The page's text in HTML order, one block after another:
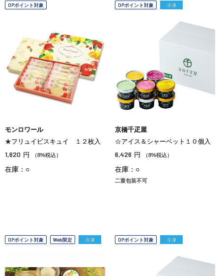
OPポイント対象
モンロワール
★フリュイビスキュイ １２枚入
1,620 円 （8%税込）
在庫：○
OPポイント対象 冷凍
京橋千疋屋
☆アイス＆シャーベット１０個入
6,426 円 （8%税込）
在庫：○
二重包装不可
OPポイント対象 Web限定 冷凍 OPポイント対象 冷凍